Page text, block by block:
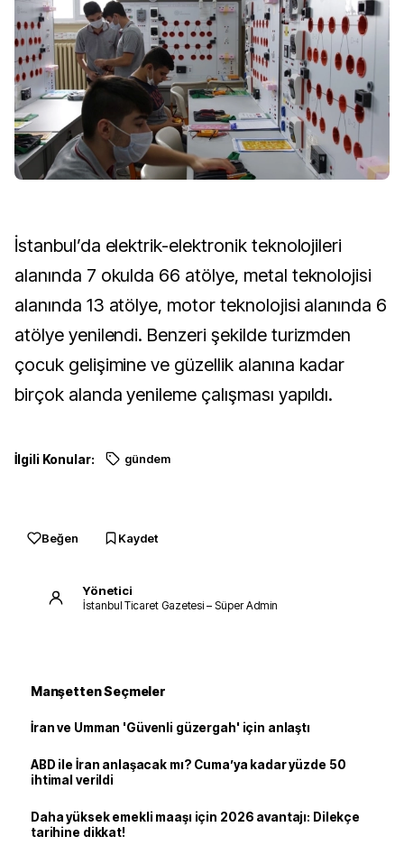
İstanbul’da elektrik-elektronik teknolojileri
alanında 7 okulda 66 atölye, metal teknolojisi
alanında 13 atölye, motor teknolojisi alanında 6
atölye yenilendi. Benzeri şekilde turizmden
çocuk gelişimine ve güzellik alanına kadar
birçok alanda yenileme çalışması yapıldı.
İlgili Konular: gündem
Beğen Kaydet
Yönetici
İstanbul Ticaret Gazetesi – Süper Admin
Manşetten Seçmeler
İran ve Umman 'Güvenli güzergah' için anlaştı
ABD ile İran anlaşacak mı? Cuma’ya kadar yüzde 50
ihtimal verildi
Daha yüksek emekli maaşı için 2026 avantajı: Dilekçe
tarihine dikkat!